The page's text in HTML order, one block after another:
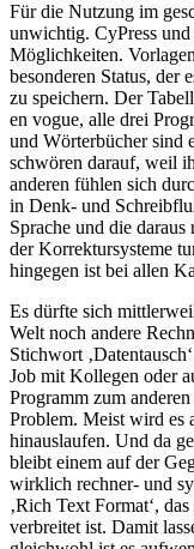
Für die Nutzung im
unwichtig. CyPress
Möglichkeiten.
besonderen Status, der
zu speichern. Der
en vogue, alle drei
und Wörterbücher sind
schwören darauf, weil
anderen fühlen sich
in Denk- und
Sprache und die
der Korrektursysteme
hingegen ist bei allen
Es dürfte sich
Welt noch andere
Stichwort
Job mit Kollegen oder
Programm zum
Problem. Meist wird es
hinauslaufen. Und da
bleibt einem auf der
wirklich rechner- und
‚Rich Text Format‘,
verbreitet ist. Damit